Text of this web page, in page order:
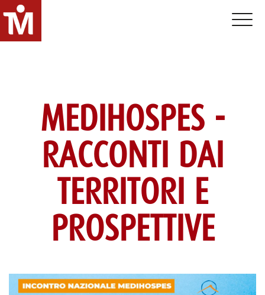
Toggle
MEDIHOSPES -
RACCONTI DAI
TERRITORI E
PROSPETTIVE